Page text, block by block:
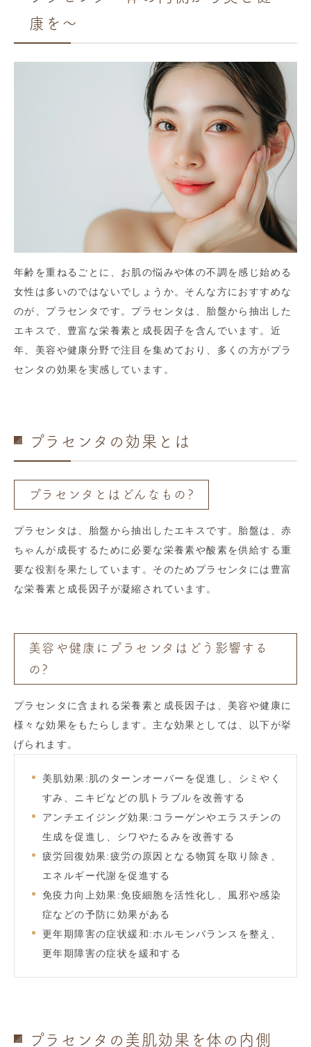
康を～
年齢を重ねるごとに、お肌の悩みや体の不調を感じ始める
女性は多いのではないでしょうか。そんな方におすすめな
のが、プラセンタです。プラセンタは、胎盤から抽出した
エキスで、豊富な栄養素と成長因子を含んでいます。近
年、美容や健康分野で注目を集めており、多くの方がプラ
センタの効果を実感しています。
プラセンタの効果とは
プラセンタとはどんなもの?
プラセンタは、胎盤から抽出したエキスです。胎盤は、赤
ちゃんが成長するために必要な栄養素や酸素を供給する重
要な役割を果たしています。そのためプラセンタには豊富
な栄養素と成長因子が凝縮されています。
美容や健康にプラセンタはどう影響する
の?
プラセンタに含まれる栄養素と成長因子は、美容や健康に
様々な効果をもたらします。主な効果としては、以下が挙
げられます。
美肌効果:肌のターンオーバーを促進し、シミやく
すみ、ニキビなどの肌トラブルを改善する
アンチエイジング効果:コラーゲンやエラスチンの
生成を促進し、シワやたるみを改善する
疲労回復効果:疲労の原因となる物質を取り除き、
エネルギー代謝を促進する
免疫力向上効果:免疫細胞を活性化し、風邪や感染
症などの予防に効果がある
更年期障害の症状緩和:ホルモンバランスを整え、
更年期障害の症状を緩和する
プラセンタの美肌効果を体の内側